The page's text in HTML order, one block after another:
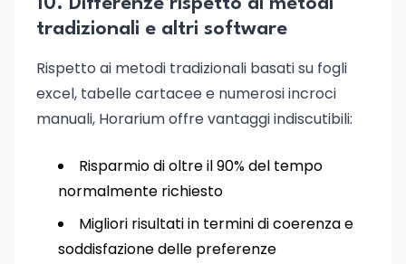
tradizionali e altri software
Rispetto ai metodi tradizionali basati su fogli
excel, tabelle cartacee e numerosi incroci
manuali, Horarium offre vantaggi indiscutibili:
Risparmio di oltre il 90% del tempo
normalmente richiesto
Migliori risultati in termini di coerenza e
soddisfazione delle preferenze